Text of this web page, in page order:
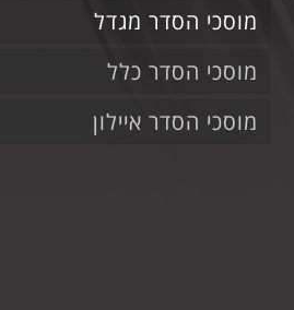
מוסכי הסדר מגדל
מוסכי הסדר כלל
מוסכי הסדר איילון